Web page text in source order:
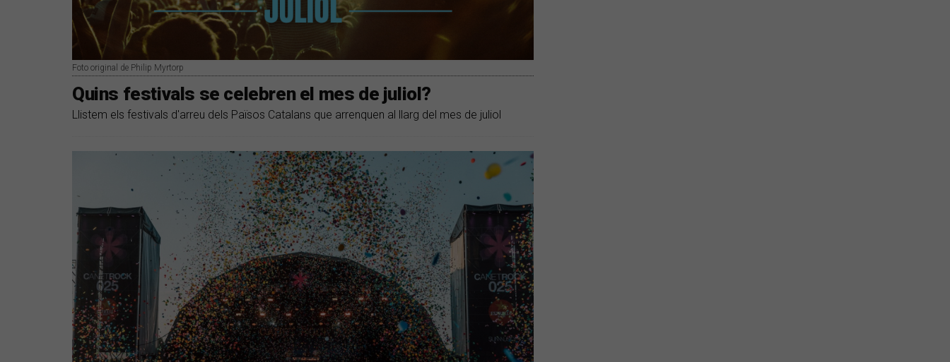
Foto original de Philip Myrtorp
Quins festivals se celebren el mes de juliol?
Llistem els festivals d'arreu dels Països Catalans que arrenquen al llarg del mes de juliol